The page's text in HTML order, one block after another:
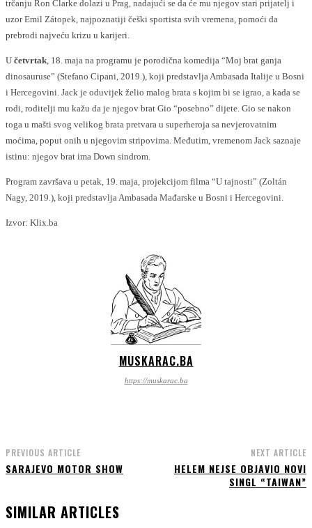
trčanju Ron Clarke dolazi u Prag, nadajući se da će mu njegov stari prijatelj i
uzor Emil Zátopek, najpoznatiji češki sportista svih vremena, pomoći da
prebrodi najveću krizu u karijeri.
U četvrtak, 18. maja na programu je porodična komedija “Moj brat ganja
dinosauruse” (Stefano Cipani, 2019.), koji predstavlja Ambasada Italije u Bosni
i Hercegovini. Jack je oduvijek želio malog brata s kojim bi se igrao, a kada se
rodi, roditelji mu kažu da je njegov brat Gio “posebno” dijete. Gio se nakon
toga u mašti svog velikog brata pretvara u superheroja sa nevjerovatnim
moćima, poput onih u njegovim stripovima. Međutim, vremenom Jack saznaje
istinu: njegov brat ima Down sindrom.
Program završava u petak, 19. maja, projekcijom filma “U tajnosti” (Zoltán
Nagy, 2019.), koji predstavlja Ambasada Mađarske u Bosni i Hercegovini.
Izvor: Klix.ba
MUSKARAC.BA
https://muskarac.ba
PREVIOUS ARTICLE
SARAJEVO MOTOR SHOW
NEXT ARTICLE
HELEM NEJSE OBJAVIO NOVI
SINGL “TAIWAN”
SIMILAR ARTICLES